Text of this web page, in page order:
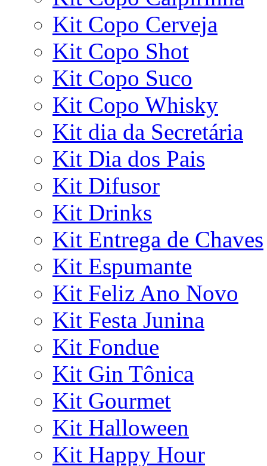
Kit Copo Cerveja
Kit Copo Shot
Kit Copo Suco
Kit Copo Whisky
Kit dia da Secretária
Kit Dia dos Pais
Kit Difusor
Kit Drinks
Kit Entrega de Chaves
Kit Espumante
Kit Feliz Ano Novo
Kit Festa Junina
Kit Fondue
Kit Gin Tônica
Kit Gourmet
Kit Halloween
Kit Happy Hour